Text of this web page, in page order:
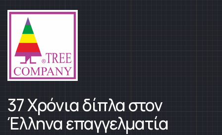
37 Χρόνια δίπλα στον
Έλληνα επαγγελματία